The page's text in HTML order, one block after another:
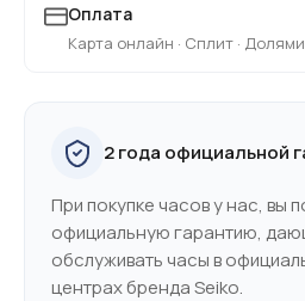
Оплата
Карта онлайн · Сплит ·
2 года официальной
При покупке часов у нас, вы
официальную гарантию,
обслуживать часы в
центрах бренда Seiko.